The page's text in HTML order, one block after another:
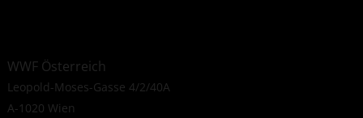
WWF Österreich
Leopold-Moses-Gasse 4/2/40A
A-1020 Wien